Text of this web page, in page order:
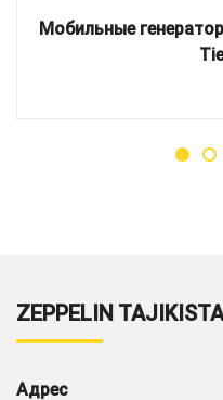
Мобильные
ZEPPELIN
Адрес